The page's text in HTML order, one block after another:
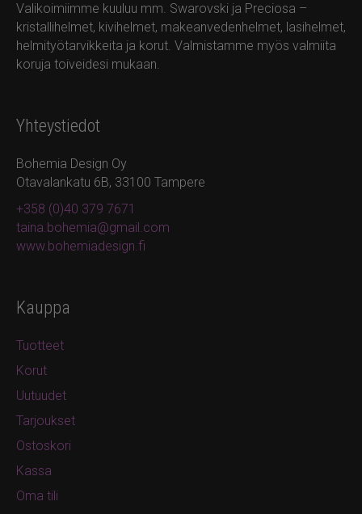
Valikoimiimme kuuluu mm. Swarovski ja Preciosa –
kristallihelmet, kivihelmet, makeanvedenhelmet, lasihelmet,
helmityötarvikkeita ja korut. Valmistamme myös valmiita
koruja toiveidesi mukaan.
Yhteystiedot
Bohemia Design Oy
Otavalankatu 6B, 33100 Tampere
+358 (0)40 379 7671
taina.bohemia@gmail.com
www.bohemiadesign.fi
Kauppa
Tuotteet
Korut
Uutuudet
Tarjoukset
Ostoskori
Kassa
Oma tili